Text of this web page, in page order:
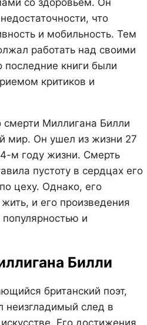
что
и мобильность. Тем
работать над своими
последние книги были
критиков и
смерти Миллигана Билли
мир. Он ушел из жизни 27
м году жизни. Смерть
пустоту в сердцах его
цеху. Однако, его
и его произведения
и
Билли
британский поэт,
неизгладимый след в
Его достижения